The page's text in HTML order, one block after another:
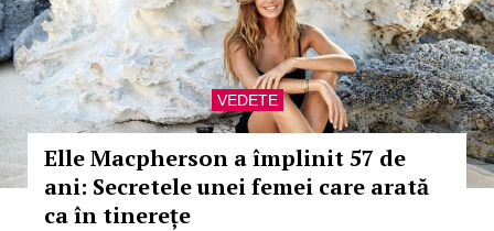
VEDETE
Elle Macpherson a împlinit 57 de
ani: Secretele unei femei care arată
ca în tinerețe